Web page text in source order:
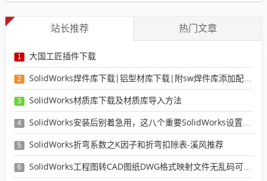
站长推荐 热门文章
1 大国工匠插件下载
2 SolidWorks焊件库下载|铝型材库下载|附sw焊件库添加配置使用教程
3 SolidWorks材质库下载及材质库导入方法
4 SolidWorks安装后别着急用，这八个重要SolidWorks设置可以提高你的画图效率
5 SolidWorks折弯系数之K因子和折弯扣除表-溪风推荐
6 SolidWorks工程图转CAD图纸DWG格式映射文件无乱码可分层-溪风亲测推荐